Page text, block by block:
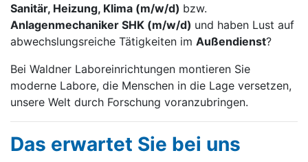
Sanitär, Heizung, Klima (m/w/d) bzw.
Anlagenmechaniker SHK (m/w/d) und haben Lust auf
abwechslungsreiche Tätigkeiten im Außendienst?
Bei Waldner Laboreinrichtungen montieren Sie
moderne Labore, die Menschen in die Lage versetzen,
unsere Welt durch Forschung voranzubringen.
Das erwartet Sie bei uns